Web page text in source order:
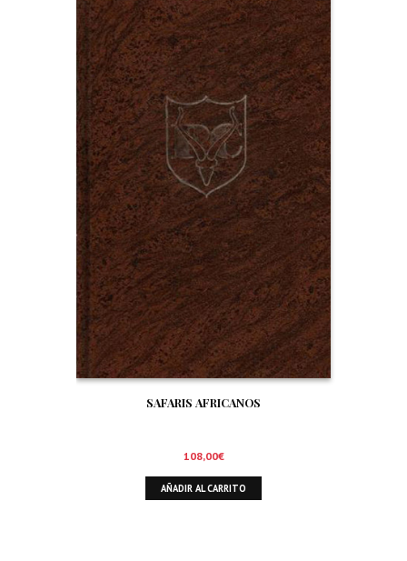
SAFARIS AFRICANOS
108,00€
AÑADIR AL CARRITO